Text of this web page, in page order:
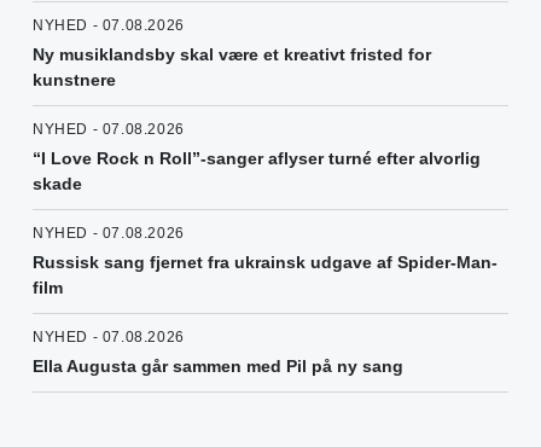
NYHED - 07.08.2026
Ny musiklandsby skal være et kreativt fristed for
kunstnere
NYHED - 07.08.2026
“I Love Rock n Roll”-sanger aflyser turné efter alvorlig
skade
NYHED - 07.08.2026
Russisk sang fjernet fra ukrainsk udgave af Spider-Man-
film
NYHED - 07.08.2026
Ella Augusta går sammen med Pil på ny sang